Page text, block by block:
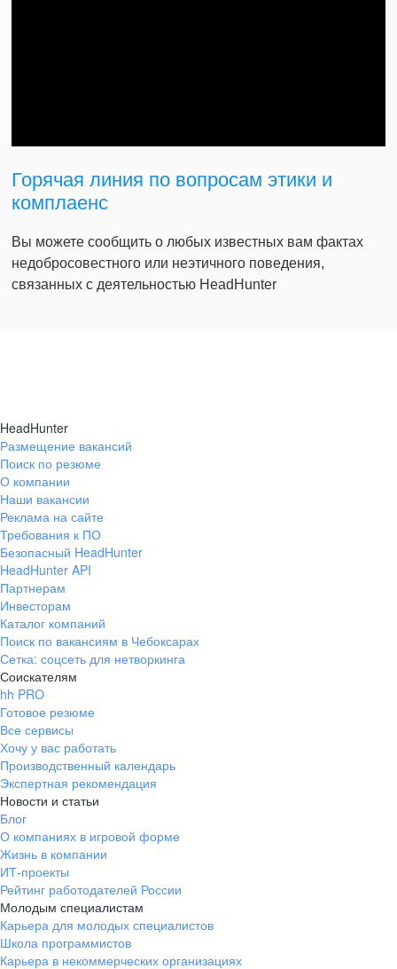
Горячая линия по вопросам этики и
комплаенс
Вы можете сообщить о любых известных вам фактах
недобросовестного или неэтичного поведения,
связанных с деятельностью HeadHunter
HeadHunter
Размещение вакансий
Поиск по резюме
О компании
Наши вакансии
Реклама на сайте
Требования к ПО
Безопасный HeadHunter
HeadHunter API
Партнерам
Инвесторам
Каталог компаний
Поиск по вакансиям в Чебоксарах
Сетка: соцсеть для нетворкинга
Соискателям
hh PRO
Готовое резюме
Все сервисы
Хочу у вас работать
Производственный календарь
Экспертная рекомендация
Новости и статьи
Блог
О компаниях в игровой форме
Жизнь в компании
ИТ-проекты
Рейтинг работодателей России
Молодым специалистам
Карьера для молодых специалистов
Школа программистов
Карьера в некоммерческих организациях